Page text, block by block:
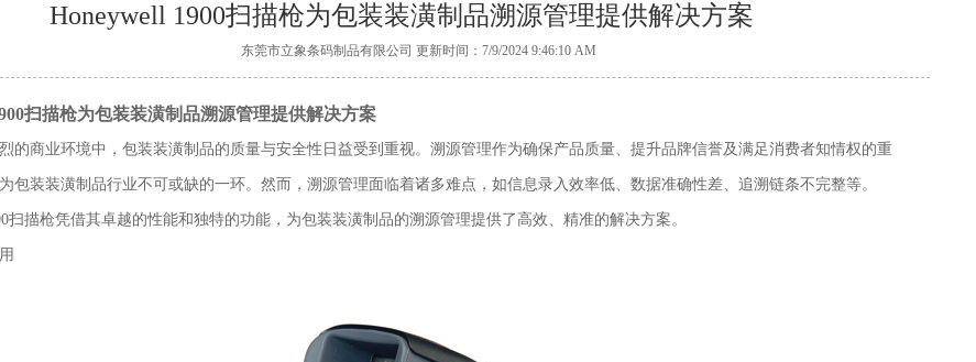
Honeywell 1900扫描枪为包装装潢制品溯源管理提供解决方案
东莞市立象条码制品有限公司 更新时间：7/9/2024 9:46:10 AM
扫描枪为包装装潢制品溯源管理提供解决方案
的商业环境中，包装装潢制品的质量与安全性日益受到重视。溯源管理作为确保产品质量、提升品牌信誉及满足消费者知情权的重
包装装潢制品行业不可或缺的一环。然而，溯源管理面临着诸多难点，如信息录入效率低、数据准确性差、追溯链条不完整等。
扫描枪凭借其卓越的性能和独特的功能，为包装装潢制品的溯源管理提供了高效、精准的解决方案。